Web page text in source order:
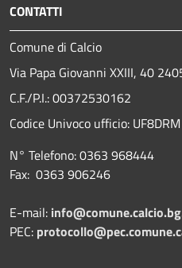
CONTATTI
Comune di Calcio
Via Papa Giovanni XXIII, 40
C.F./P.I.: 00372530162
Codice Univoco ufficio: UF8DRM
N° Telefono: 0363 968444
Fax: 0363 906246
E-mail:
PEC: